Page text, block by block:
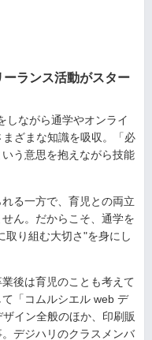
ランス活動がスター
しながら通学やオンライ
ざまな知識を吸収。「必
う意思を抱えながら技能
る一方で、育児との両立
ん。だからこそ、通学を
取り組む大切さ"を身にし
後は育児のことも考えて
「コムルシエル web デ
イン全般のほか、印刷販
デジハリのクラスメンバ